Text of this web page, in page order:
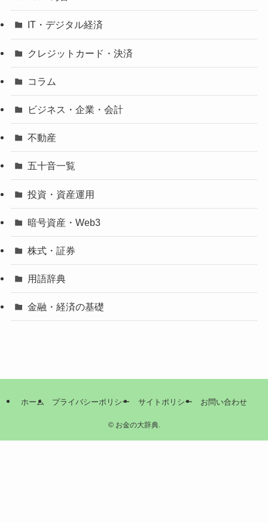
IT・デジタル経済
クレジットカード・決済
コラム
ビジネス・企業・会計
不動産
五十音一覧
投資・資産運用
暗号資産・Web3
株式・証券
用語辞典
金融・経済の基礎
ホーム プライバシーポリシー サイトポリシー お問い合わせ
©お金の大辞典.